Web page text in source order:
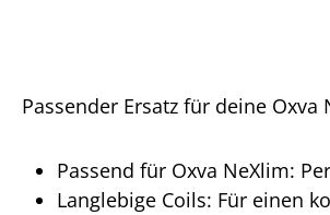
Passender Ersatz für deine Oxva
Passend für Oxva NeXlim:
Langlebige Coils: Für einen